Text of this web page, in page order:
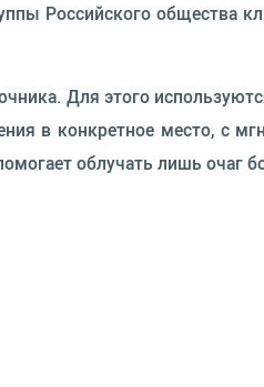
Российского общества
Для этого
в конкретное место, с
облучать лишь очаг